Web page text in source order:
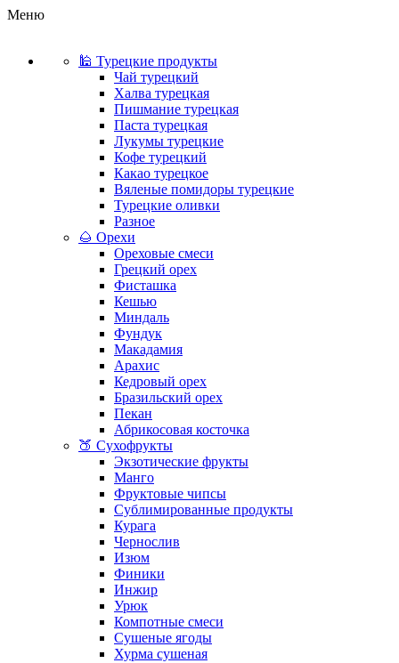
Меню
🕌 Турецкие продукты
Чай турецкий
Халва турецкая
Пишмание турецкая
Паста турецкая
Лукумы турецкие
Кофе турецкий
Какао турецкое
Вяленые помидоры турецкие
Турецкие оливки
Разное
🌰 Орехи
Ореховые смеси
Грецкий орех
Фисташка
Кешью
Миндаль
Фундук
Макадамия
Арахис
Кедровый орех
Бразильский орех
Пекан
Абрикосовая косточка
🍑 Сухофрукты
Экзотические фрукты
Манго
Фруктовые чипсы
Сублимированные продукты
Курага
Чернослив
Изюм
Финики
Инжир
Урюк
Компотные смеси
Сушеные ягоды
Хурма сушеная